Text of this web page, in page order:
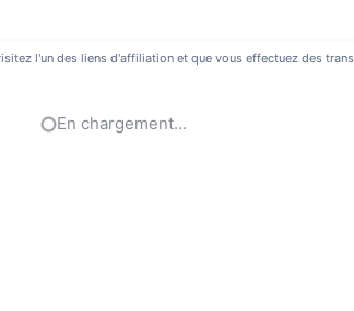
l'un des liens d'affiliation et que vous effectuez des
En chargement...